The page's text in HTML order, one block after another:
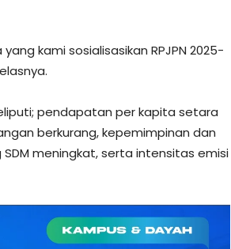
kami sosialisasikan RPJPN 2025-
pendapatan per kapita setara
berkurang, kepemimpinan dan
meningkat, serta intensitas emisi